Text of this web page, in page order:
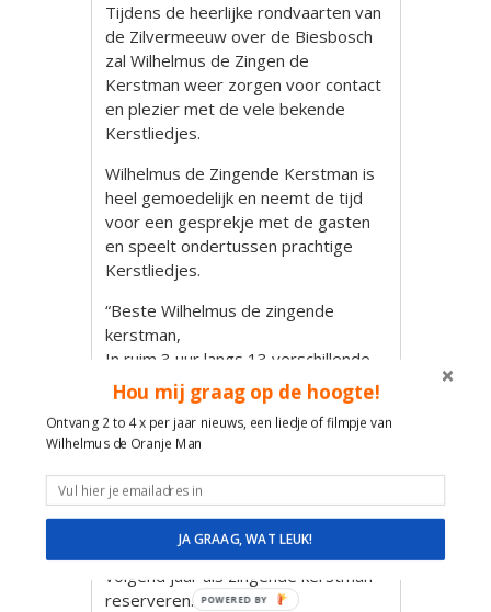
Tijdens de heerlijke rondvaarten van
de Zilvermeeuw over de Biesbosch
zal Wilhelmus de Zingen de
Kerstman weer zorgen voor contact
en plezier met de vele bekende
Kerstliedjes.
Wilhelmus de Zingende Kerstman is
heel gemoedelijk en neemt de tijd
voor een gesprekje met de gasten
en speelt ondertussen prachtige
Kerstliedjes.
“Beste Wilhelmus de zingende
kerstman,
In ruim 3 uur langs 13 verschillende
woningen van Sovak in Terheijden
zonder pauze en als een Topsporter
door gaan.
Wat heb jij een geweldig optreden
verzorgd. Op iedere woning kon je
inspelen, improviseren en er een
feest van maken.
We willen je nu ook al weer voor
volgend jaar als zingende kerstman
reserveren.
Hou mij graag op de hoogte!
Ontvang 2 to 4 x per jaar nieuws, een liedje of filmpje van
Wilhelmus de Oranje Man
JA GRAAG, WAT LEUK!
POWERED BY